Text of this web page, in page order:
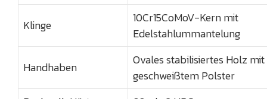
Klinge
10Cr15CoMoV-Kern mit
Edelstahlummantelung
Handhaben
Ovales stabilisiertes Holz mit
geschweißtem Polster